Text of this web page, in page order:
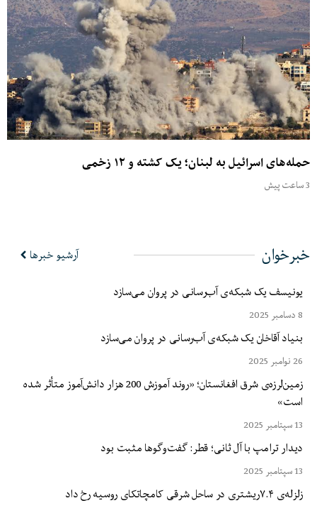
حمله‌های اسرائیل به لبنان؛ یک کشته و ۱۲ زخمی
3 ساعت پیش
خبرخوان
آرشیو خبرها
یونیسف یک شبکه‌ی آب‌رسانی در پروان می‌سازد
8 دسامبر 2025
بنیاد آقاخان یک شبکه‌ی آب‌رسانی در پروان می‌سازد
26 نوامبر 2025
زمین‌لرزه‌ی شرق افغانستان؛ «روند آموزش 200 هزار دانش‌آموز متأثر شده
است»
13 سپتامبر 2025
دیدار ترامپ با آل ثانی؛ قطر: گفت‌وگوها مثبت بود
13 سپتامبر 2025
زلزله‌ی ۷.۴ریشتری در ساحل شرقی کامچاتکای روسیه رخ داد